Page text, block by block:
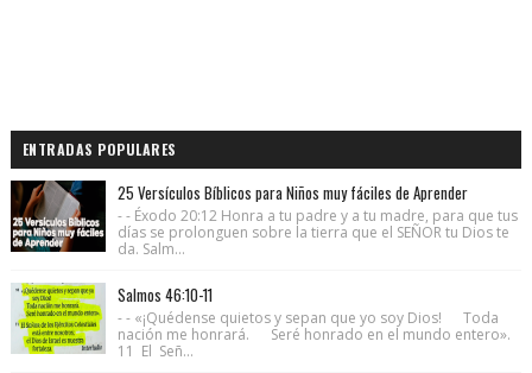
ENTRADAS POPULARES
25 Versículos Bíblicos para Niños muy fáciles de Aprender
- - Éxodo 20:12 Honra a tu padre y a tu madre, para que tus
días se prolonguen sobre la tierra que el SEÑOR tu Dios te
da. Salm...
Salmos 46:10-11
- - «¡Quédense quietos y sepan que yo soy Dios! Toda
nación me honrará. Seré honrado en el mundo entero».
11 El Señ...